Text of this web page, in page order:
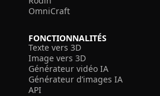
OmniCraft
FONCTIONNALITÉS
Texte vers 3D
Image vers 3D
Générateur vidéo IA
Générateur d’images IA
API